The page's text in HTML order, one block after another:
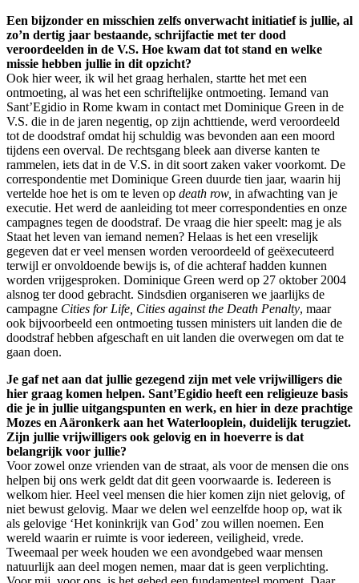
Een bijzonder en misschien zelfs onverwacht initiatief is jullie, al
zo’n dertig jaar bestaande, schrijfactie met ter dood
veroordeelden in de V.S. Hoe kwam dat tot stand en welke
missie hebben jullie in dit opzicht?
Ook hier weer, ik wil het graag herhalen, startte het met een
ontmoeting, al was het een schriftelijke ontmoeting. Iemand van
Sant’Egidio in Rome kwam in contact met Dominique Green in de
V.S. die in de jaren negentig, op zijn achttiende, werd veroordeeld
tot de doodstraf omdat hij schuldig was bevonden aan een moord
tijdens een overval. De rechtsgang bleek aan diverse kanten te
rammelen, iets dat in de V.S. in dit soort zaken vaker voorkomt. De
correspondentie met Dominique Green duurde tien jaar, waarin hij
vertelde hoe het is om te leven op death row, in afwachting van je
executie. Het werd de aanleiding tot meer correspondenties en onze
campagnes tegen de doodstraf. De vraag die hier speelt: mag je als
Staat het leven van iemand nemen? Helaas is het een vreselijk
gegeven dat er veel mensen worden veroordeeld of geëxecuteerd
terwijl er onvoldoende bewijs is, of die achteraf hadden kunnen
worden vrijgesproken. Dominique Green werd op 27 oktober 2004
alsnog ter dood gebracht. Sindsdien organiseren we jaarlijks de
campagne Cities for Life, Cities against the Death Penalty, maar
ook bijvoorbeeld een ontmoeting tussen ministers uit landen die de
doodstraf hebben afgeschaft en uit landen die overwegen om dat te
gaan doen.
Je gaf net aan dat jullie gezegend zijn met vele vrijwilligers die
hier graag komen helpen. Sant’Egidio heeft een religieuze basis
die je in jullie uitgangspunten en werk, en hier in deze prachtige
Mozes en Aäronkerk aan het Waterlooplein, duidelijk terugziet.
Zijn jullie vrijwilligers ook gelovig en in hoeverre is dat
belangrijk voor jullie?
Voor zowel onze vrienden van de straat, als voor de mensen die ons
helpen bij ons werk geldt dat dit geen voorwaarde is. Iedereen is
welkom hier. Heel veel mensen die hier komen zijn niet gelovig, of
niet bewust gelovig. Maar we delen wel eenzelfde hoop op, wat ik
als gelovige ‘Het koninkrijk van God’ zou willen noemen. Een
wereld waarin er ruimte is voor iedereen, veiligheid, vrede.
Tweemaal per week houden we een avondgebed waar mensen
natuurlijk aan deel mogen nemen, maar dat is geen verplichting.